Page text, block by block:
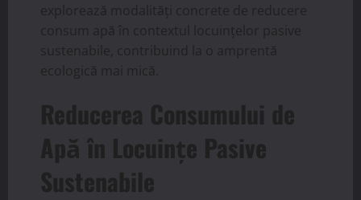
explorează modalități concrete de reducere
consum apă în contextul locuințelor pasive
sustenabile, contribuind la o amprentă
ecologică mai mică.
Reducerea Consumului de
Apă în Locuințe Pasive
Sustenabile